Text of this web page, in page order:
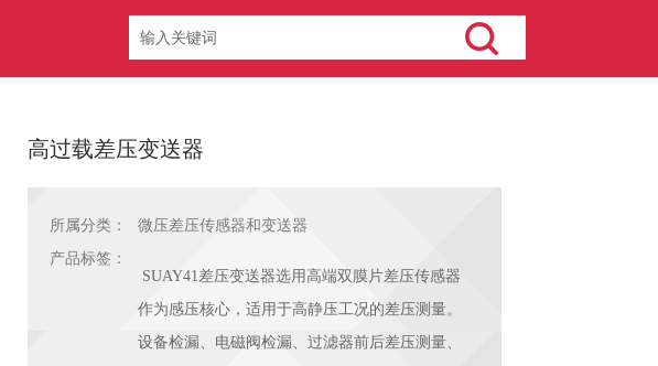
高过载差压变送器
所属分类：
微压差压传感器和变送器
产品标签：
SUAY41差压变送器选用高端双膜片差压传感器
作为感压核心，适用于高静压工况的差压测量。
设备检漏、电磁阀检漏、过滤器前后差压测量、